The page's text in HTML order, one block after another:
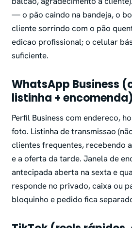
— o pão caindo na bandeja, o
cliente sorrindo com o pão
edicao profissional; o celular
suficiente.
WhatsApp Business
listinha + encomenda)
Perfil Business com endereco,
foto. Listinha de transmissao
clientes frequentes, recebendo
e a oferta da tarde. Janela de
antecipada aberta na sexta e
responde no privado, caixa ou
bloquinho e pedido fica